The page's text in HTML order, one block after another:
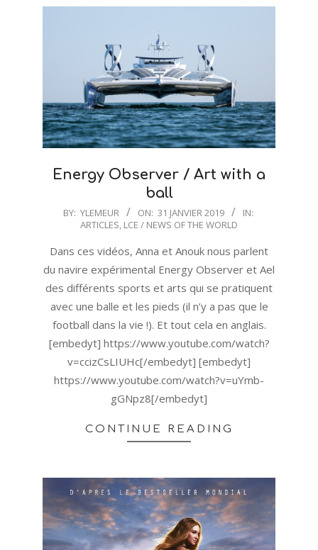
Energy Observer / Art with a
ball
2019-
31
BY: YLEMEUR ON: 31 JANVIER 2019
IN:
ARTICLES, LCE / NEWS OF THE WORLD
Dans ces vidéos, Anna et Anouk nous parlent
du navire expérimental Energy Observer et Ael
des différents sports et arts qui se pratiquent
avec une balle et les pieds (il n’y a pas que le
football dans la vie !). Et tout cela en anglais.
[embedyt] https://www.youtube.com/watch?
v=ccizCsLIUHc[/embedyt] [embedyt]
https://www.youtube.com/watch?v=uYmb-
gGNpz8[/embedyt]
CONTINUE READING